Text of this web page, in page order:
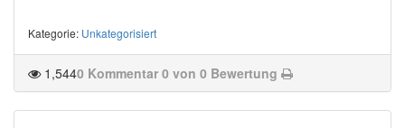
Kategorie: Unkategorisiert
1,5440 Kommentar 0 von 0 Bewertung